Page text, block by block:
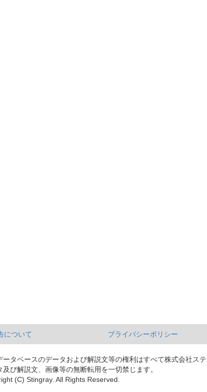
について プライバシーポリシー
ータベースのデータおよび解説文等の権利はすべて株式会社ス
及び解説文、画像等の無断転用を一切禁じます。
(C) Stingray. All Rights Reserved.